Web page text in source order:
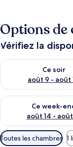
Options de
Vérifiez la
Ce soir
août 9 - août
Vérifier la
Ce week-
août 14 - août
Vérifier la
Filtres
Toutes les chambres 1